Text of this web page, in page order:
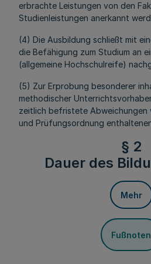
erbrachte Leistungen von den
Studienleistungen anerkannt
(4) Die Ausbildung schließt mit
die Befähigung zum Studium an
(allgemeine Hochschulreife)
(5) Zur Erprobung besonderer
methodischer
zeitlich befristete Abweichungen
und Prüfungsordnung
§ 2
Dauer des
Mehr
Fußnoten